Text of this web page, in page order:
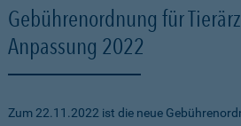
Gebührenordnung für
Anpassung 2022
Zum 22.11.2022 ist die neue